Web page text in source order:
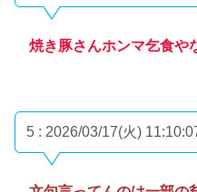
焼き豚さんホンマ乞食や
5 : 2026/03/17(火)